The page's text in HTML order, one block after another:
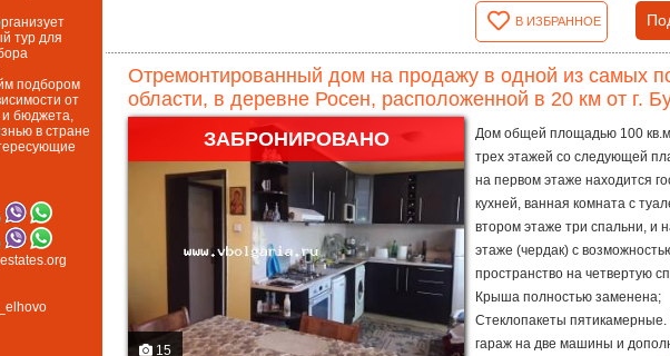
тур для
подбором
от
и бюджета,
в стране
В ИЗБРАННОЕ
Отремонтированный дом на продажу в одной из самых
области, в деревне Росен, расположенной в 20 км от г.
ЗАБРОНИРОВАНО
15
Дом общей площадью 100
трех этажей со следующей
на первом этаже находится
кухней, ванная комната с
втором этаже три спальни, и
этаже (чердак) с
пространство на четвертую
Крыша полностью заменена;
Стеклопакеты пятикамерные.
гараж на две машины и